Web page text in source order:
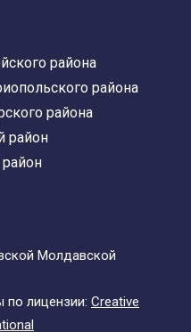
района
района
района
район
Молдавской
по лицензии: Creative